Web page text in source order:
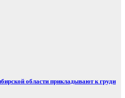
области прикладывают к груди